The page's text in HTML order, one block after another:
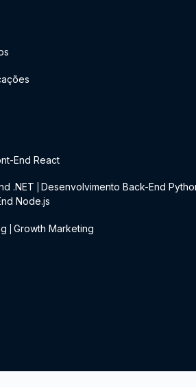
End React
.NET Desenvolvimento Back-End
Node.js
Growth Marketing